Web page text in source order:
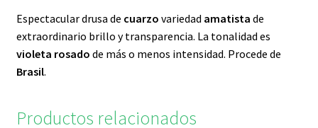
Espectacular drusa de cuarzo variedad amatista de
extraordinario brillo y transparencia. La tonalidad es
violeta rosado de más o menos intensidad. Procede de
Brasil.
Productos relacionados